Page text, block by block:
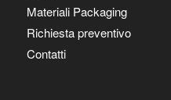
Materiali Packaging
Richiesta preventivo
Contatti